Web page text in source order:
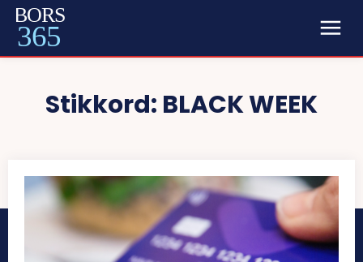
BORS
365
Stikkord: BLACK WEEK